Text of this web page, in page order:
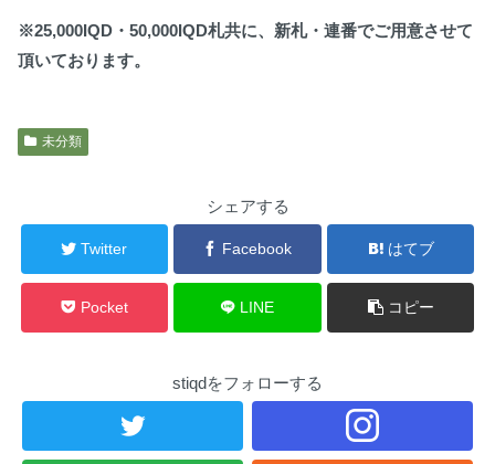
※25,000IQD・50,000IQD札共に、新札・連番でご用意させて
頂いております。
未分類
シェアする
Twitter Facebook はてブ
Pocket LINE コピー
stiqdをフォローする